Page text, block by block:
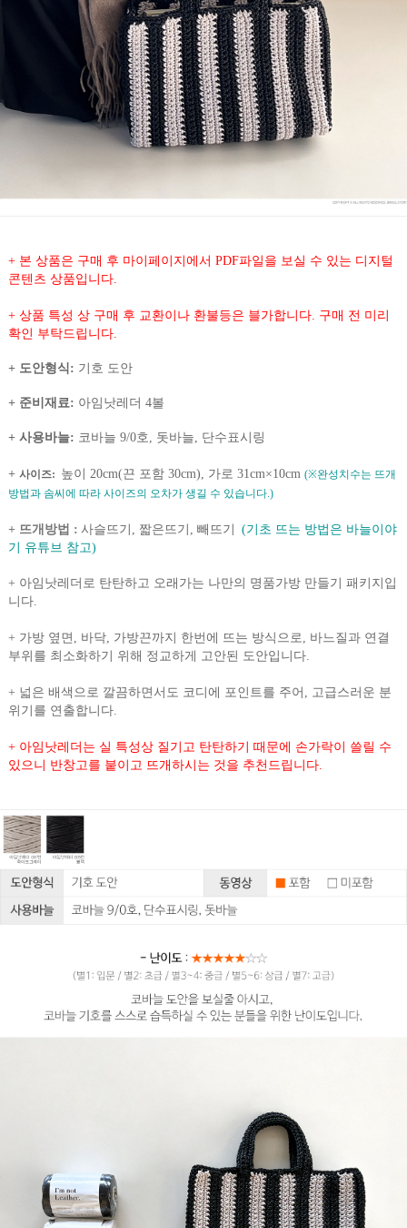
+ 본 상품은 구매 후 마이페이지에서 PDF파일을 보실 수 있는 디지털
콘텐츠 상품입니다.
+ 상품 특성 상 구매 후 교환이나 환불등은 블가합니다. 구매 전 미리
확인 부탁드립니다.
+ 도안형식: 기호 도안
+ 준비재료: 아임낫레더 4볼
+ 사용바늘: 코바늘 9/0호, 돗바늘, 단수표시링
+ 사이즈: 높이 20cm(끈 포함 30cm), 가로 31cm×10cm (※완성치수는 뜨개
방법과 솜씨에 따라 사이즈의 오차가 생길 수 있습니다.)
+ 뜨개방법 : 사슬뜨기, 짧은뜨기, 빼뜨기
(기초 뜨는 방법은 바늘이야
기 유튜브 참고)
+ 아임낫레더로 탄탄하고 오래가는 나만의 명품가방 만들기 패키지입
니다.
+ 가방 옆면, 바닥, 가방끈까지 한번에 뜨는 방식으로, 바느질과 연결
부위를 최소화하기 위해 정교하게 고안된 도안입니다.
+ 넓은 배색으로 깔끔하면서도 코디에 포인트를 주어, 고급스러운 분
위기를 연출합니다.
+ 아임낫레더는 실 특성상 질기고 탄탄하기 때문에 손가락이 쓸릴 수
있으니 반창고를 붙이고 뜨개하시는 것을 추천드립니다.